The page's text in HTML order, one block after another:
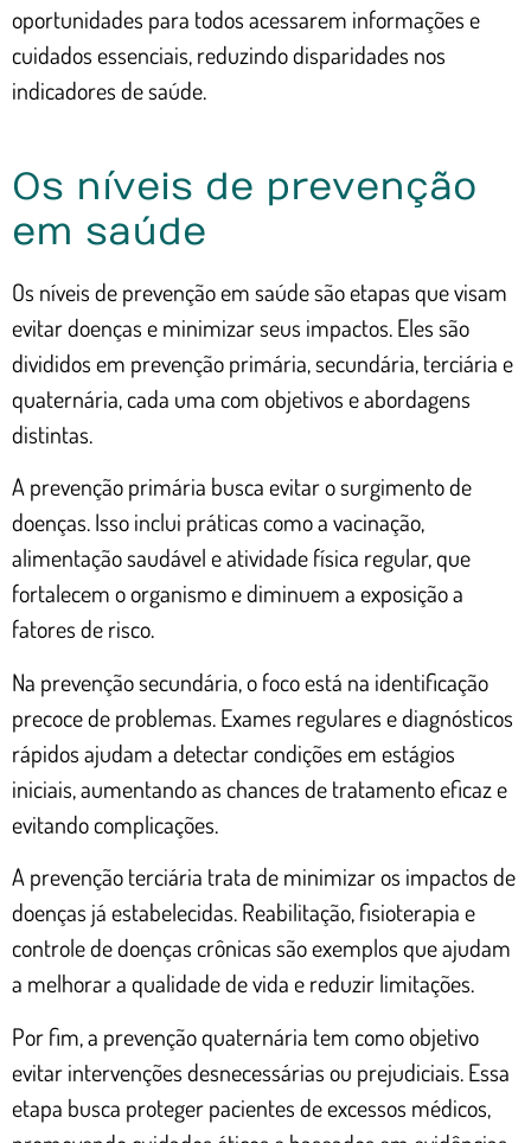
oportunidades para todos acessarem informações e
cuidados essenciais, reduzindo disparidades nos
indicadores de saúde.
Os níveis de prevenção
em saúde
Os níveis de prevenção em saúde são etapas que visam
evitar doenças e minimizar seus impactos. Eles são
divididos em prevenção primária, secundária, terciária e
quaternária, cada uma com objetivos e abordagens
distintas.
A prevenção primária busca evitar o surgimento de
doenças. Isso inclui práticas como a vacinação,
alimentação saudável e atividade física regular, que
fortalecem o organismo e diminuem a exposição a
fatores de risco.
Na prevenção secundária, o foco está na identificação
precoce de problemas. Exames regulares e diagnósticos
rápidos ajudam a detectar condições em estágios
iniciais, aumentando as chances de tratamento eficaz e
evitando complicações.
A prevenção terciária trata de minimizar os impactos de
doenças já estabelecidas. Reabilitação, fisioterapia e
controle de doenças crônicas são exemplos que ajudam
a melhorar a qualidade de vida e reduzir limitações.
Por fim, a prevenção quaternária tem como objetivo
evitar intervenções desnecessárias ou prejudiciais. Essa
etapa busca proteger pacientes de excessos médicos,